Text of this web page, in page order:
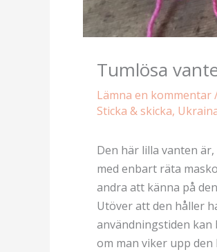
Tumlösa
Lämna en kommentar
Sticka & skicka,
Den här lilla vanten
med enbart räta
andra att känna på
Utöver att den håller
användningstiden
om man viker upp